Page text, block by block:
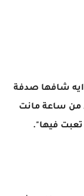
ايه شافها صدفة
من ساعة مانت
تعبت فيها".